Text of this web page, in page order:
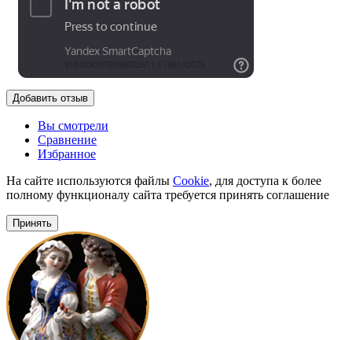
Добавить отзыв
Вы смотрели
Сравнение
Избранное
На сайте используются файлы Cookie, для доступа к более
полному функционалу сайта требуется принять соглашение
Принять